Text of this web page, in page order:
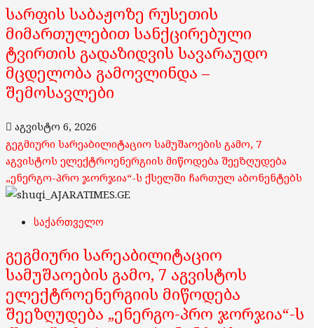
სარფის საბაჟოზე რუსეთის
მიმართულებით სანქცირებული
ტვირთის გადაზიდვის სავარაუდო
მცდელობა გამოვლინდა –
შემოსავლები
აგვისტო 6, 2026
გეგმიური სარეაბილიტაციო სამუშაოების გამო, 7
აგვისტოს ელექტროენერგიის მიწოდება შეეზღუდება
„ენერგო-პრო ჯორჯია“-ს ქსელში ჩართულ აბონენტებს
საქართველო
გეგმიური სარეაბილიტაციო
სამუშაოების გამო, 7 აგვისტოს
ელექტროენერგიის მიწოდება
შეეზღუდება „ენერგო-პრო ჯორჯია“-ს